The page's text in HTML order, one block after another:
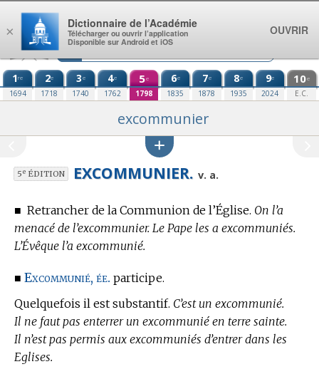
Aller au contenu
1re
1694
2e
1718
3e
1740
4e
1762
5e
1798
6e
1835
7e
1878
8e
1935
9e
2024
10e
E.C.
excommunier
5eÉDITION EXCOMMUNIER. v. a.
■ Retrancher de la Communion de l’Église. On l’a
menacé de l’excommunier. Le Pape les a excommuniés.
L’Évêque l’a excommunié.
■ Excommunié, ée. participe.
Quelquefois il est substantif. C’est un excommunié.
Il ne faut pas enterrer un excommunié en terre sainte.
Il n’est pas permis aux excommuniés d’entrer dans les
Eglises.
×
Dictionnaire de l’Académie
Télécharger ou ouvrir l’application
Disponible sur Android et iOS
OUVRIR